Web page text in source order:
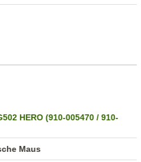
HERO (910-005470 / 910-
Maus